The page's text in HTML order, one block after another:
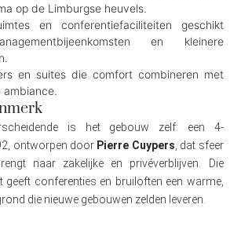
op de Limburgse heuvels.
en conferentiefaciliteiten geschikt
en kleinere
en suites die comfort combineren met
ambiance.
is het gebouw zelf: een 4-
ontworpen door Pierre Cuypers, dat sfeer
naar zakelijke en privéverblijven. Die
geeft conferenties en bruiloften een warme,
die nieuwe gebouwen zelden leveren.